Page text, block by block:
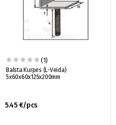
(1)
Balsta Kurpes (L-Veida)
5x60x60x125x200mm
5.45 €/pcs